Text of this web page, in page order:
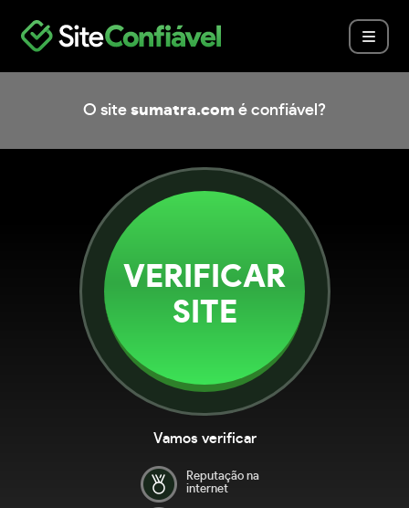
O site sumatra.com é confiável?
VERIFICAR
SITE
Vamos verificar
Reputação na
internet